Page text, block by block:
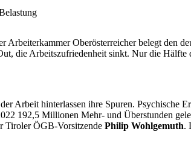
Arbeiterkammer Oberösterreicher belegt den
die Arbeitszufriedenheit sinkt. Nur die
Arbeit hinterlassen ihre Spuren.
192,5 Millionen Mehr- und Überstunden
Tiroler ÖGB-Vorsitzende Philip Wohlgemuth.